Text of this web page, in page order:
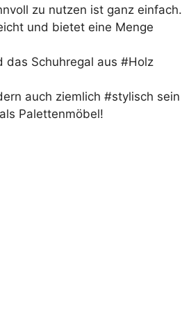
zu nutzen ist ganz einfach.
und bietet eine Menge
Schuhregal aus #Holz
auch ziemlich #stylisch sein
Palettenmöbel!